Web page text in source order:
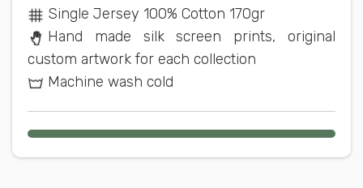
Single Jersey 100% Cotton 170gr
Hand made silk screen prints, original
custom artwork for each collection
Machine wash cold